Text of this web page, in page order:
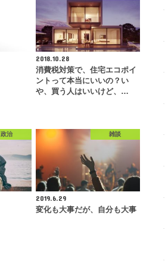
2018.10.28
消費税対策で、住宅エコポイ
ントって本当にいいの？い
や、買う人はいいけど、…
政治 雑談
2019.6.29
変化も大事だが、自分も大事